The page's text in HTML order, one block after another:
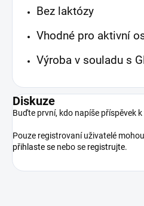
Bez laktózy
Vhodné pro aktivní
Výroba v souladu s
Diskuze
Buďte první, kdo napíše příspěvek
Pouze registrovaní uživatelé
přihlaste se nebo se registrujte.